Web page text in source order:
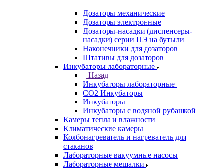
Дозаторы механические
Дозаторы электронные
Дозаторы-насадки (диспенсеры-
насадки) серии ПЭ на бутыли
Наконечники для дозаторов
Штативы для дозаторов
Инкубаторы лабораторные
Назад
Инкубаторы лабораторные
CO2 Инкубаторы
Инкубаторы
Инкубаторы с водяной рубашкой
Камеры тепла и влажности
Климатические камеры
Колбонагреватель и нагреватель для
стаканов
Лабораторные вакуумные насосы
Лабораторные мешалки